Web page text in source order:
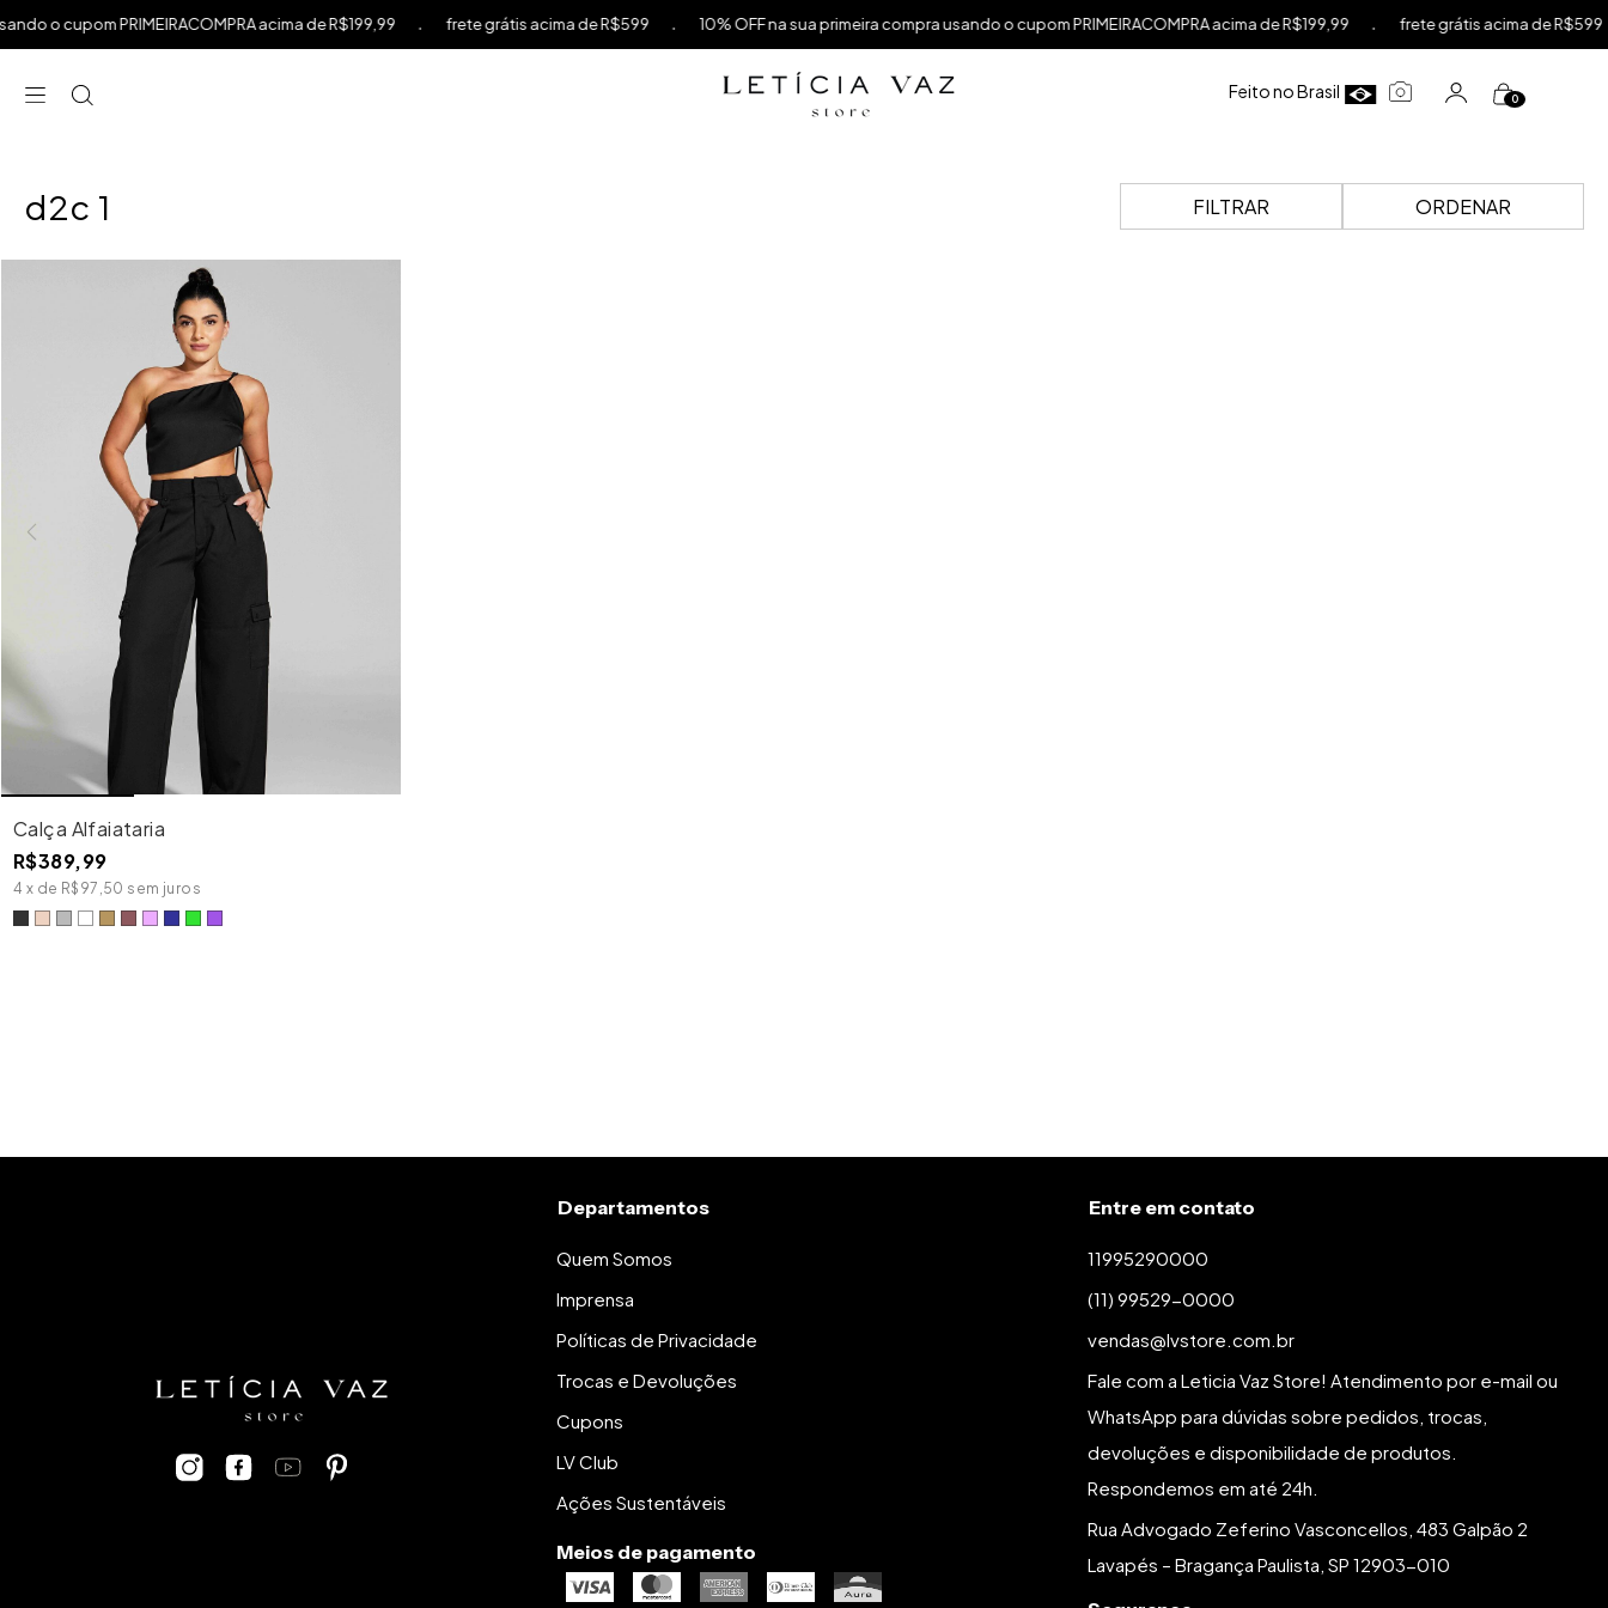
cupom PRIMEIRACOMPRA acima de R$199,99 . frete grátis acima de R$599 . 10% OFF na sua primeira compra usando o cupom PRIMEIRACOMPRA acima de R$199,99 . frete grátis acima de R$599 .
Feito no Brasil 0
d2c 1 FILTRAR ORDENAR
Calça Alfaiataria
R$389,99
4 x de R$97,50 sem juros
Departamentos
Quem Somos
Imprensa
Políticas de Privacidade
Trocas e Devoluções
Cupons
LV Club
Ações Sustentáveis
Meios de pagamento
Entre em contato
11995290000
(11) 99529-0000
vendas@lvstore.com.br
Fale com a Leticia Vaz Store! Atendimento por e-mail ou
WhatsApp para dúvidas sobre pedidos, trocas,
devoluções e disponibilidade de produtos.
Respondemos em até 24h.
Rua Advogado Zeferino Vasconcellos, 483 Galpão 2
Lavapés – Bragança Paulista, SP 12903-010